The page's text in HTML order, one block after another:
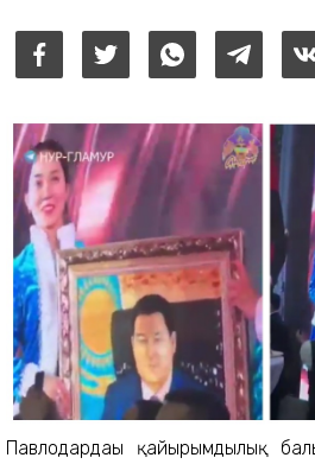
Павлодардағы қайырымдылық